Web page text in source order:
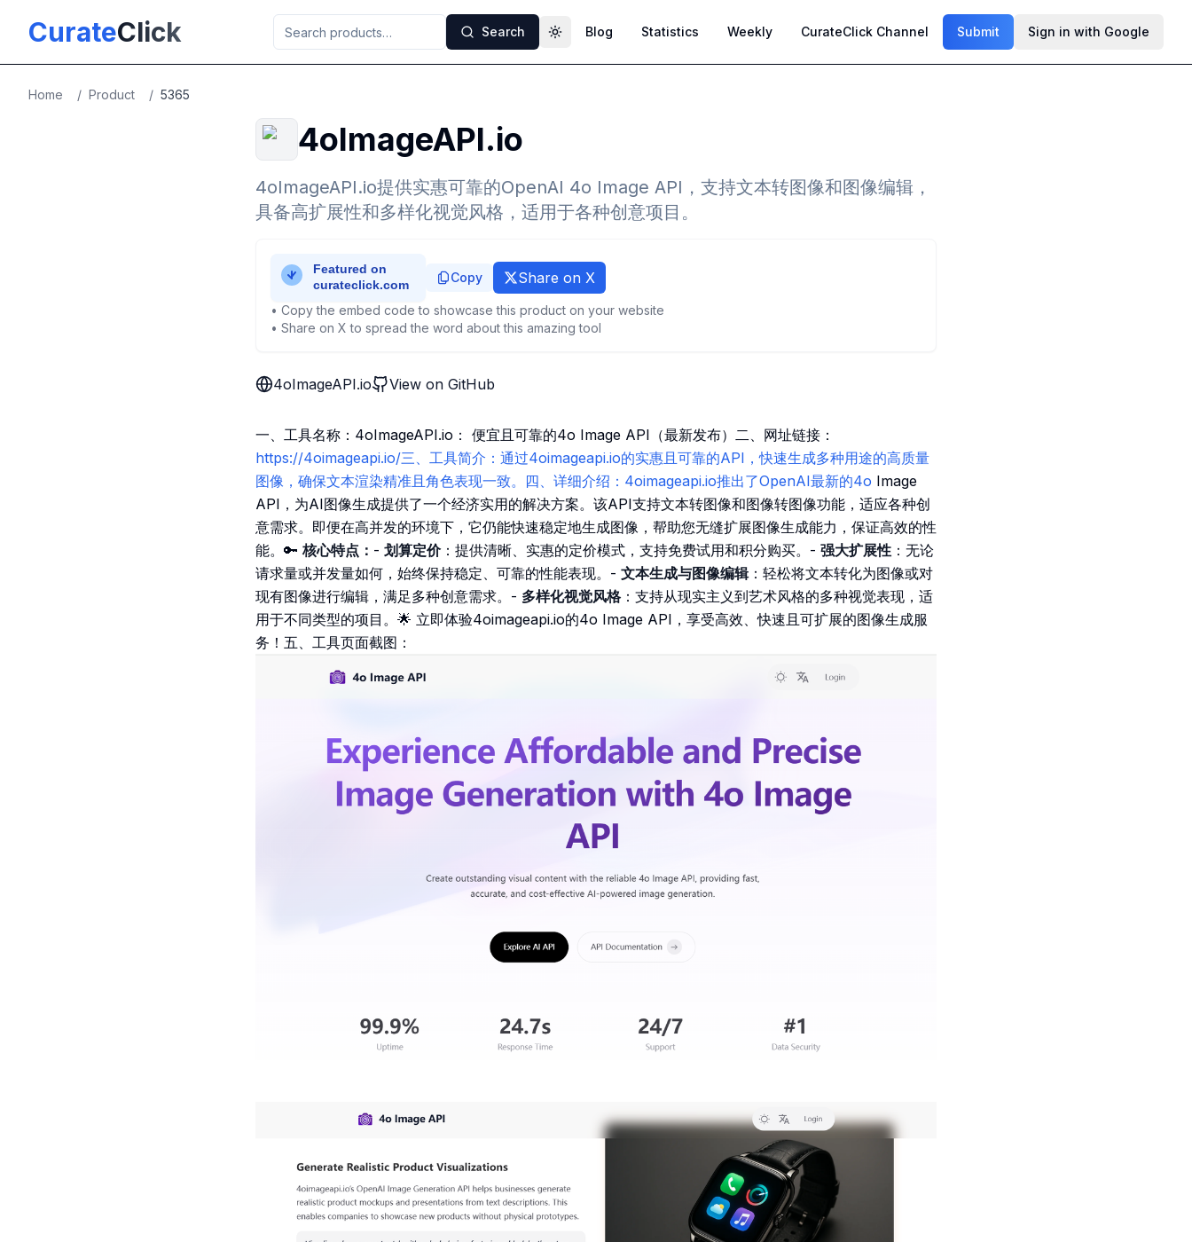
CurateClick Search Toggle theme
Blog Statistics Weekly CurateClick Channel Submit Sign in with Google
Home / Product / 5365
4oImageAPI.io
4oImageAPI.io提供实惠可靠的OpenAI 4o Image API，支持文本转图像和图像编辑，
具备高扩展性和多样化视觉风格，适用于各种创意项目。
Copy Share on X
• Copy the embed code to showcase this product on your website
• Share on X to spread the word about this amazing tool
4oImageAPI.io View on GitHub
一、工具名称：4oImageAPI.io： 便宜且可靠的4o Image API（最新发布）二、网址链接：
https://4oimageapi.io/三、工具简介：通过4oimageapi.io的实惠且可靠的API，快速生成多种用途的高质量
图像，确保文本渲染精准且角色表现一致。四、详细介绍：4oimageapi.io推出了OpenAI最新的4o Image
API，为AI图像生成提供了一个经济实用的解决方案。该API支持文本转图像和图像转图像功能，适应各种创
意需求。即便在高并发的环境下，它仍能快速稳定地生成图像，帮助您无缝扩展图像生成能力，保证高效的性
能。🔑 核心特点： - 划算定价：提供清晰、实惠的定价模式，支持免费试用和积分购买。- 强大扩展性 ：无论
请求量或并发量如何，始终保持稳定、可靠的性能表现。- 文本生成与图像编辑：轻松将文本转化为图像或对
现有图像进行编辑，满足多种创意需求。- 多样化视觉风格：支持从现实主义到艺术风格的多种视觉表现，适
用于不同类型的项目。🌟 立即体验4oimageapi.io的4o Image API，享受高效、快速且可扩展的图像生成服
务！五、工具页面截图：